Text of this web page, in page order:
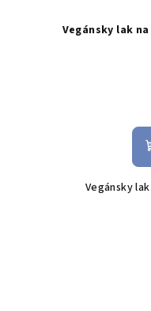
Vegánsky lak
Vegánsky